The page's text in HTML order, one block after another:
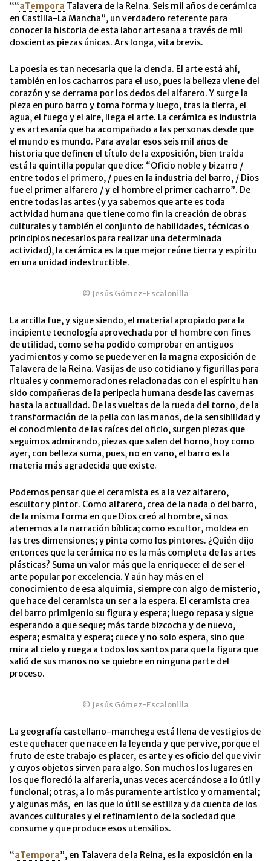
““aTempora Talavera de la Reina. Seis mil años de cerámica
en Castilla-La Mancha”, un verdadero referente para
conocer la historia de esta labor artesana a través de mil
doscientas piezas únicas. Ars longa, vita brevis.
La poesía es tan necesaria que la ciencia. El arte está ahí,
también en los cacharros para el uso, pues la belleza viene del
corazón y se derrama por los dedos del alfarero. Y surge la
pieza en puro barro y toma forma y luego, tras la tierra, el
agua, el fuego y el aire, llega el arte. La cerámica es industria
y es artesanía que ha acompañado a las personas desde que
el mundo es mundo. Para avalar esos seis mil años de
historia que definen el título de la exposición, bien traída
está la quintilla popular que dice: “Oficio noble y bizarro /
entre todos el primero, / pues en la industria del barro, / Dios
fue el primer alfarero / y el hombre el primer cacharro”. De
entre todas las artes (y ya sabemos que arte es toda
actividad humana que tiene como fin la creación de obras
culturales y también el conjunto de habilidades, técnicas o
principios necesarios para realizar una determinada
actividad), la cerámica es la que mejor reúne tierra y espíritu
en una unidad indestructible.
© Jesús Gómez-Escalonilla
La arcilla fue, y sigue siendo, el material apropiado para la
incipiente tecnología aprovechada por el hombre con fines
de utilidad, como se ha podido comprobar en antiguos
yacimientos y como se puede ver en la magna exposición de
Talavera de la Reina. Vasijas de uso cotidiano y figurillas para
rituales y conmemoraciones relacionadas con el espíritu han
sido compañeras de la peripecia humana desde las cavernas
hasta la actualidad. De las vueltas de la rueda del torno, de la
transformación de la pella con las manos, de la sensibilidad y
el conocimiento de las raíces del oficio, surgen piezas que
seguimos admirando, piezas que salen del horno, hoy como
ayer, con belleza suma, pues, no en vano, el barro es la
materia más agradecida que existe.
Podemos pensar que el ceramista es a la vez alfarero,
escultor y pintor. Como alfarero, crea de la nada o del barro,
de la misma forma en que Dios creó al hombre, si nos
atenemos a la narración bíblica; como escultor, moldea en
las tres dimensiones; y pinta como los pintores. ¿Quién dijo
entonces que la cerámica no es la más completa de las artes
plásticas? Suma un valor más que la enriquece: el de ser el
arte popular por excelencia. Y aún hay más en el
conocimiento de esa alquimia, siempre con algo de misterio,
que hace del ceramista un ser a la espera. El ceramista crea
del barro primigenio su figura y espera; luego repasa y sigue
esperando a que seque; más tarde bizcocha y de nuevo,
espera; esmalta y espera; cuece y no solo espera, sino que
mira al cielo y ruega a todos los santos para que la figura que
salió de sus manos no se quiebre en ninguna parte del
proceso.
© Jesús Gómez-Escalonilla
La geografía castellano-manchega está llena de vestigios de
este quehacer que nace en la leyenda y que pervive, porque el
fruto de este trabajo es placer, es arte y es oficio del que vivir
y cuyos objetos sirven para algo. Son muchos los lugares en
los que floreció la alfarería, unas veces acercándose a lo útil y
funcional; otras, a lo más puramente artístico y ornamental;
y algunas más, en las que lo útil se estiliza y da cuenta de los
avances culturales y el refinamiento de la sociedad que
consume y que produce esos utensilios.
“aTempora”, en Talavera de la Reina, es la exposición en la